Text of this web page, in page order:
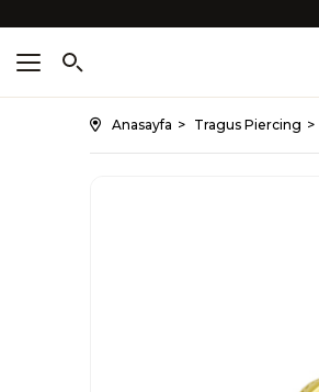
Anasayfa Tragus Piercing